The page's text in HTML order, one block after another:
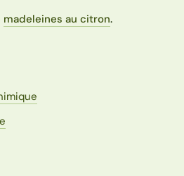
madeleines au citron.